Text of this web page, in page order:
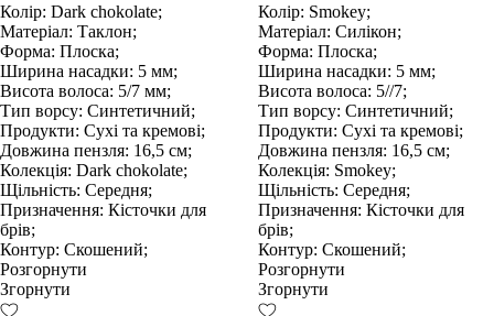
Колір: Dark chokolate;
Матеріал: Таклон;
Форма: Плоска;
Ширина насадки: 5 мм;
Висота волоса: 5/7 мм;
Тип ворсу: Синтетичний;
Продукти: Сухі та кремові;
Довжина пензля: 16,5 см;
Колекція: Dark chokolate;
Щільність: Середня;
Призначення: Кісточки для
брів;
Контур: Скошений;
Розгорнути
Згорнути
Колір: Smokey;
Матеріал: Силікон;
Форма: Плоска;
Ширина насадки: 5 мм;
Висота волоса: 5//7;
Тип ворсу: Синтетичний;
Продукти: Сухі та кремові;
Довжина пензля: 16,5 см;
Колекція: Smokey;
Щільність: Середня;
Призначення: Кісточки для
брів;
Контур: Скошений;
Розгорнути
Згорнути